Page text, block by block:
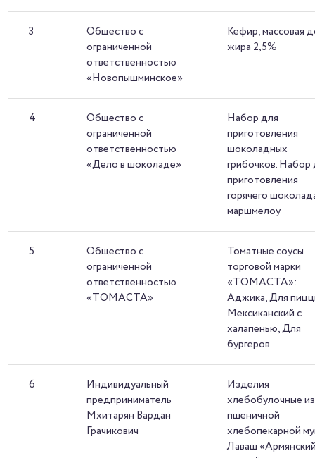
3
Общество с
ограниченной
ответственностью
«Новопышминское»
Кефир, массовая
жира 2,5%
4
Общество с
ограниченной
ответственностью
«Дело в шоколаде»
Набор для
приготовления
шоколадных
грибочков. Набор
приготовления
горячего
маршмелоу
5
Общество с
ограниченной
ответственностью
«ТОМАСТА»
Томатные соусы
торговой марки
«ТОМАСТА»:
Аджика, Для
Мексиканский с
халапенью, Для
бургеров
6
Индивидуальный
предприниматель
Мхитарян Вардан
Грачикович
Изделия
хлебобулочные из
пшеничной
хлебопекарной
Лаваш